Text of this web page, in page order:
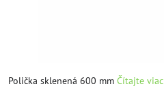
Polička sklenená 600 mm Čítajte viac